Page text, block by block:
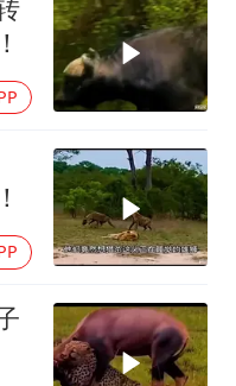
女儿为争财产堵门阻挠父亲出殡
咬秋了吗
“今天得有40℃了吧 为啥还不预警”
新局